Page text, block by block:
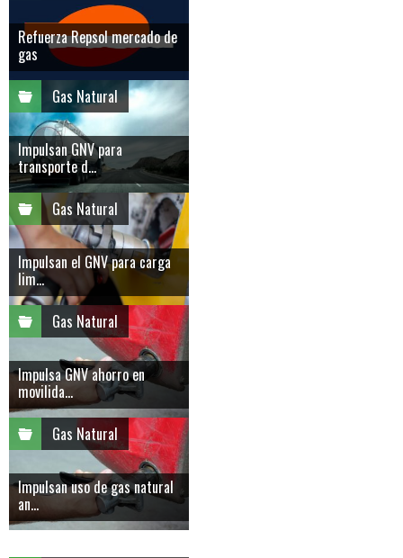
Refuerza Repsol mercado de
gas
Gas Natural
Impulsan GNV para
transporte d...
Gas Natural
Impulsan el GNV para carga
lim...
Gas Natural
Impulsa GNV ahorro en
movilida...
Gas Natural
Impulsan uso de gas natural
an...